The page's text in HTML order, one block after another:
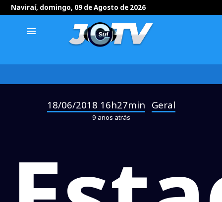
Naviraí, domingo, 09 de Agosto de 2026
menu
18/06/2018 16h27min Geral
9 anos atrás